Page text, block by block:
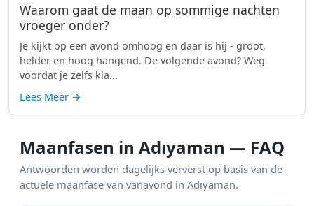
Waarom gaat de maan op sommige nachten
vroeger onder?
Je kijkt op een avond omhoog en daar is hij - groot,
helder en hoog hangend. De volgende avond? Weg
voordat je zelfs kla...
Lees Meer →
Maanfasen in Adıyaman — FAQ
Antwoorden worden dagelijks ververst op basis van de
actuele maanfase van vanavond in Adıyaman.